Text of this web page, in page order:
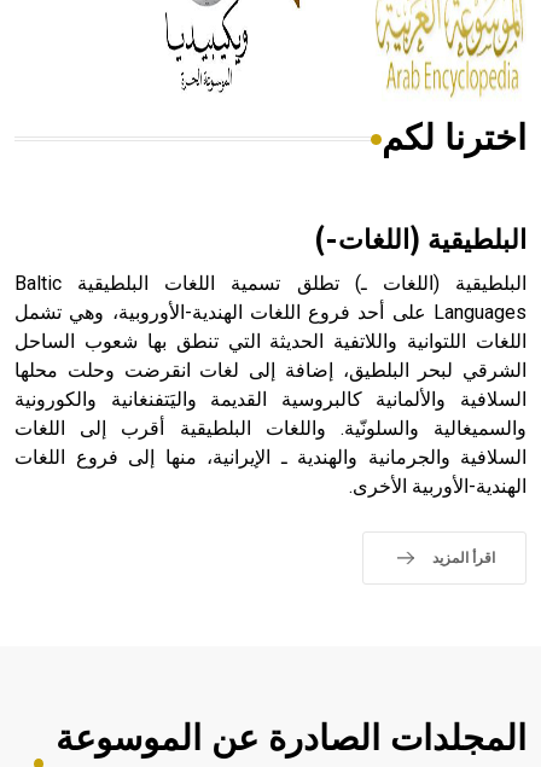
من مادة كربونات الكلسيوم، وهو أحمر أو شديد الحمرة وهو
أجود أنواعه، ويمتاز بكبر الحجم ويسمى الش
هل تعلم أن الأبسيد كلمة فرنسية اللفظ تم اعتمادها مصطلحاً
- هل تعلم أن أبجر Abgar اسم معروف جيداً يعود إلى عدد من
الملوك الذين حكموا مدينة إديسا (الرها) من أبجر الأول وحتى
التاسع، وهم ينتسبون إلى أسرة أوسروين
sign تكتب منفصلة غير متصلة، وتعتمد المبدأ الأكوروفوني،
اخترنا لكم
البلطيقية (اللغات-)
البلطيقية (اللغات ـ) تطلق تسمية اللغات البلطيقية Baltic
Languages على أحد فروع اللغات الهندية-الأوروبية، وهي تشمل
اللغات اللتوانية واللاتفية الحديثة التي تنطق بها شعوب الساحل
الشرقي لبحر البلطيق، إضافة إلى لغات انقرضت وحلت محلها
السلافية والألمانية كالبروسية القديمة واليَتفنغانية والكورونية
والسميغالية والسلونّية. واللغات البلطيقية أقرب إلى اللغات
السلافية والجرمانية والهندية ـ الإيرانية، منها إلى فروع اللغات
الهندية-الأوربية الأخرى.
اقرأ المزيد
المجلدات الصادرة عن الموسوعة